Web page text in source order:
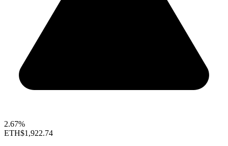
2.67%
ETH$1,922.74